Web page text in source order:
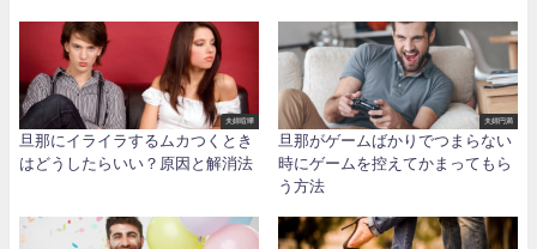
夫婦喧嘩
旦那にイライラするムカつくとき
はどうしたらいい？原因と解消法
夫婦円満
旦那がゲームばかりでつまらない
時にゲームを控えてかまってもら
う方法